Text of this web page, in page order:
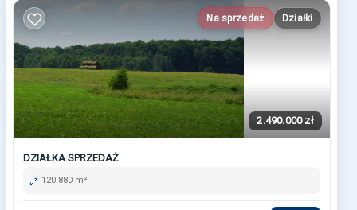
Na sprzedaż Działki
2.490.000 zł
DZIAŁKA SPRZEDAŻ
120.880 m²